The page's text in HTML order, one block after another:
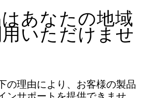
あなたの地域
いただけませ
の理由により、お客様の製品